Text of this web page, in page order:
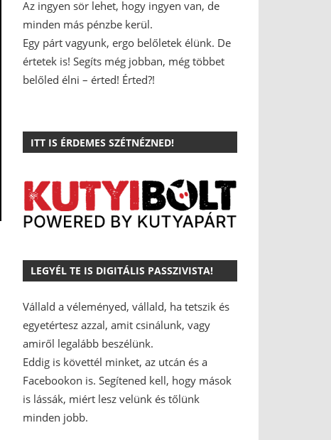
Az ingyen sör lehet, hogy ingyen van, de
minden más pénzbe kerül.
Egy párt vagyunk, ergo belőletek élünk. De
értetek is! Segíts még jobban, még többet
belőled élni – érted! Érted?!
ITT IS ÉRDEMES SZÉTNÉZNED!
LEGYÉL TE IS DIGITÁLIS PASSZIVISTA!
Vállald a véleményed, vállald, ha tetszik és
egyetértesz azzal, amit csinálunk, vagy
amiről legalább beszélünk.
Eddig is követtél minket, az utcán és a
Facebookon is. Segítened kell, hogy mások
is lássák, miért lesz velünk és tőlünk
minden jobb.